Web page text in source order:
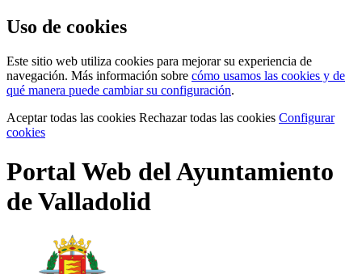
Uso de cookies
Este sitio web utiliza cookies para mejorar su experiencia de
navegación. Más información sobre cómo usamos las cookies y de
qué manera puede cambiar su configuración.
Aceptar todas las cookies Rechazar todas las cookies Configurar
cookies
Portal Web del Ayuntamiento
de Valladolid